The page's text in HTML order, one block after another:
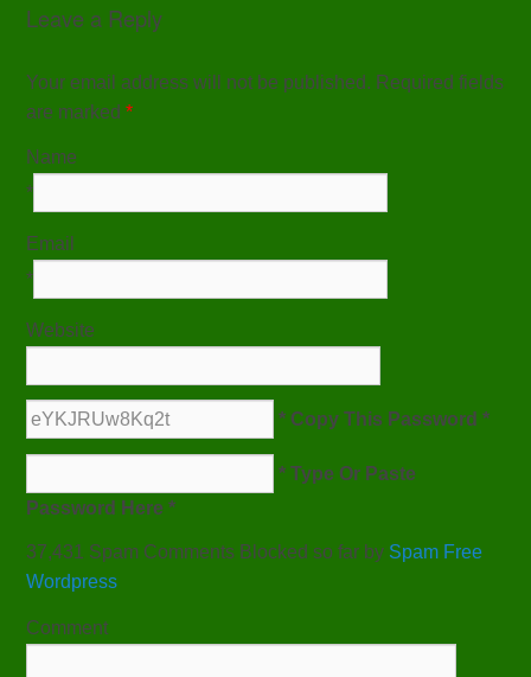
Leave a Reply
Your email address will not be published. Required fields
are marked*
Name
*
Email
*
Website
* Copy This Password *
* Type Or Paste
Password Here *
37,431 Spam Comments Blocked so far by Spam Free
Wordpress
Comment